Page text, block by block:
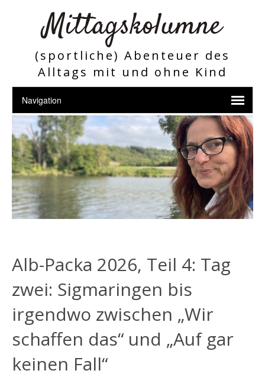
Mittagskolumne
(sportliche) Abenteuer des
Alltags mit und ohne Kind
Alb-Packa 2026, Teil 4: Tag
zwei: Sigmaringen bis
irgendwo zwischen „Wir
schaffen das“ und „Auf gar
keinen Fall“